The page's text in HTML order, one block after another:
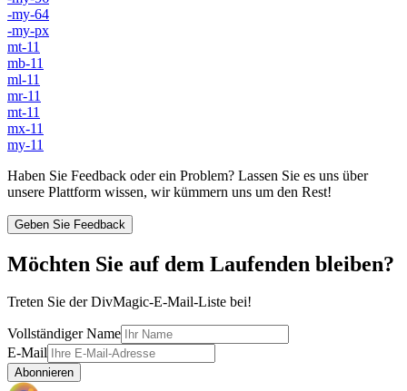
-my-64
-my-px
mt-11
mb-11
ml-11
mr-11
mt-11
mx-11
my-11
Haben Sie Feedback oder ein Problem? Lassen Sie es uns über
unsere Plattform wissen, wir kümmern uns um den Rest!
Geben Sie Feedback
Möchten Sie auf dem Laufenden bleiben?
Treten Sie der DivMagic-E-Mail-Liste bei!
Vollständiger Name
E-Mail
Abonnieren